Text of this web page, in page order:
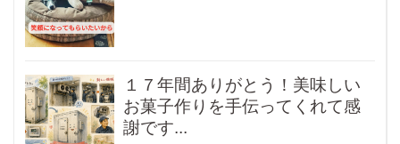
１７年間ありがとう！美味しい
お菓子作りを手伝ってくれて感
謝です...